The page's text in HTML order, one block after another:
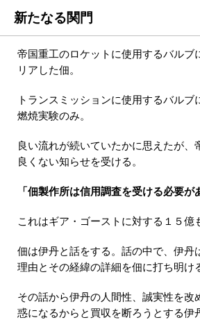
新たなる関門
帝国重工のロケットに使用するバルブ
リアした佃。
トランスミッションに使用するバルブ
燃焼実験のみ。
良い流れが続いていたかに思えたが、
良くない知らせを受ける。
「佃製作所は信用調査を受ける必要が
これはギア・ゴーストに対する１５億
佃は伊丹と話をする。話の中で、伊丹
理由とその経緯の詳細を佃に打ち明け
その話から伊丹の人間性、誠実性を改
惑になるからと買収を断ろうとする伊